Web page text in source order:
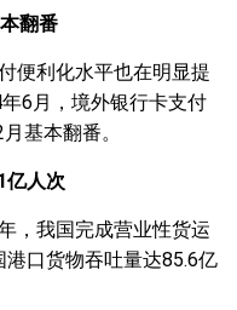
翻番
便利化水平也在明显提
6月，境外银行卡支付
基本翻番。
亿人次
，我国完成营业性货运
港口货物吞吐量达85.6亿